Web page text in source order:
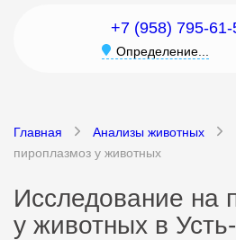
+7 (958) 795-61-
Определение...
Главная Анализы животных
пироплазмоз у животных
Исследование на
у животных в